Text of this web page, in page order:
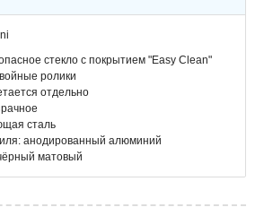
стекло с покрытием "Easy Clean"
ролики
отдельно
сталь
анодированный алюминий
матовый